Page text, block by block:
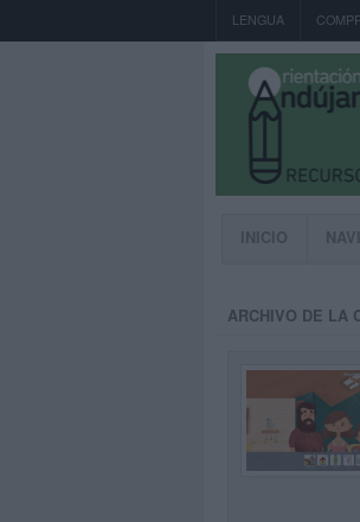
LENGUA
INICIO
ARCHIVO DE LA